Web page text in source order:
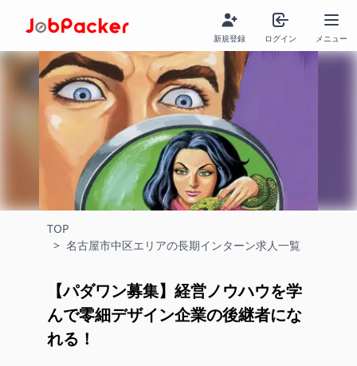
新規登録 ログイン メニュー
TOP
> 名古屋市中区エリアの長期インターン求人一覧
【パダワン募集】経営ノウハウを学
んで零細デザイン企業の後継者にな
れる！